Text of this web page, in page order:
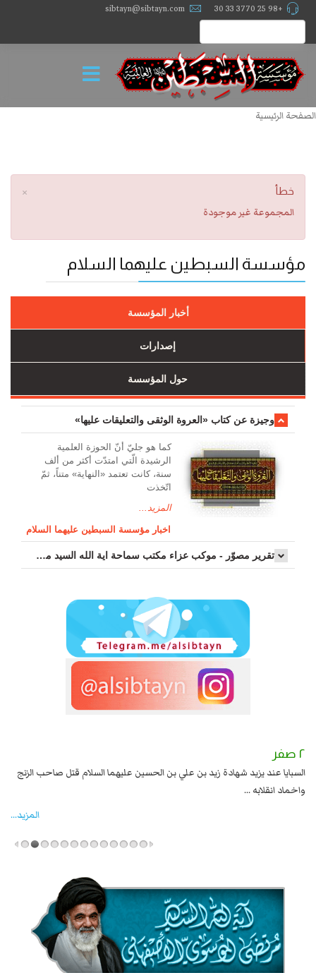
+98 25 3770 33 30
sibtayn@sibtayn.com
الصفحة الرئيسية
× خطأ
المجموعة غير موجودة
مؤسسة السبطين عليهما السلام
أخبار المؤسسة
إصدارات
حول المؤسسة
وجیزة عن کتاب «العروة الوثقی والتعلیقات علیها»
کما هو جليّ أنّ الحوزة العلمیة
الرشیدة الّتي امتدّت أكثر من ألف
سنة، كانت تعتمد «النهاية» متناً، ثمّ
اتّخذت
المزيد...
اخبار مؤسسة السبطين عليهما السلام
تقرير مصوّر - موكب عزاء مکتب سماحة اية الله السيد مرتضى الموسوي الاصفهاني في يوم إستشهاد السيدة فاطم...
٢ صفر
السبايا عند يزيد شهادة زيد بن علي بن الحسين عليهما السلام قتل صاحب الزنج
واخماد انقلابه ...
المزید...